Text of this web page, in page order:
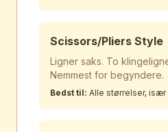
Scissors/Pliers Style
Ligner saks. To
Nemmest for begyndere.
Bedst til: Alle størrelser, især